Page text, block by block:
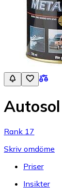
Rank 17
Skriv omdöme
Priser
Insikter